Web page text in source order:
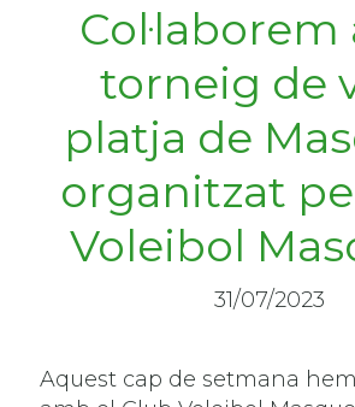
Col·laborem
torneig de
platja de
organitzat
Voleibol
31/07/2023
Aquest cap de setmana hem